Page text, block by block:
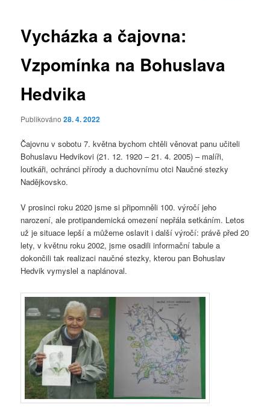
Vycházka a čajovna:
Vzpomínka na Bohuslava
Hedvika
Publikováno28. 4. 2022
Čajovnu v sobotu 7. května bychom chtěli věnovat panu učiteli
Bohuslavu Hedvikovi (21. 12. 1920 – 21. 4. 2005) – malíři,
loutkáři, ochránci přírody a duchovnímu otci Naučné stezky
Nadějkovsko.
V prosinci roku 2020 jsme si připomněli 100. výročí jeho
narození, ale protipandemická omezení nepřála setkáním. Letos
už je situace lepší a můžeme oslavit i další výročí: právě před 20
lety, v květnu roku 2002, jsme osadili informační tabule a
dokončili tak realizaci naučné stezky, kterou pan Bohuslav
Hedvik vymyslel a naplánoval.